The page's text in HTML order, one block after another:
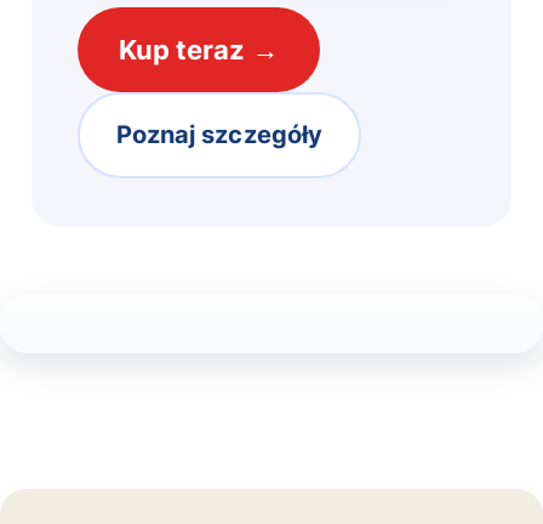
Kup teraz →
Poznaj szczegóły